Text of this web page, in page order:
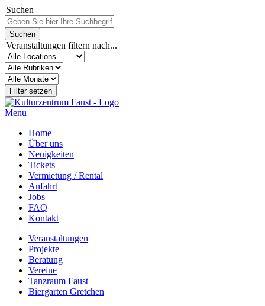
Suchen
Veranstaltungen filtern nach...
Menu
Home
Über uns
Neuigkeiten
Tickets
Vermietung / Rental
Anfahrt
Jobs
FAQ
Kontakt
Veranstaltungen
Projekte
Beratung
Vereine
Tanzraum Faust
Biergarten Gretchen